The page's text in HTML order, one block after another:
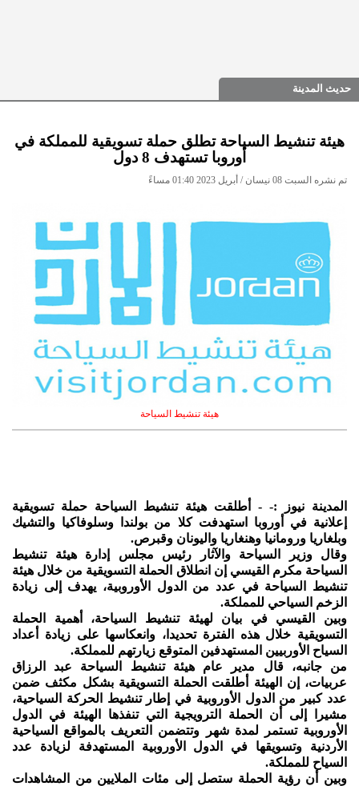
حديث المدينة
هيئة تنشيط السياحة تطلق حملة تسويقية للمملكة في
أوروبا تستهدف 8 دول
تم نشره السبت 08 نيسان / أبريل 2023 01:40 مساءً
هيئة تنشيط السياحة
المدينة نيوز :- - أطلقت هيئة تنشيط السياحة حملة تسويقية
إعلانية في أوروبا استهدفت كلا من بولندا وسلوفاكيا والتشيك
وبلغاريا ورومانيا وهنغاريا واليونان وقبرص.
وقال وزير السياحة والآثار رئيس مجلس إدارة هيئة تنشيط
السياحة مكرم القيسي إن انطلاق الحملة التسويقية من خلال هيئة
تنشيط السياحة في عدد من الدول الأوروبية، يهدف إلى زيادة
الزخم السياحي للمملكة.
وبين القيسي في بيان لهيئة تنشيط السياحة، أهمية الحملة
التسويقية خلال هذه الفترة تحديدا، وانعكاسها على زيادة أعداد
السياح الأوربيين المستهدفين المتوقع زيارتهم للمملكة.
من جانبه، قال مدير عام هيئة تنشيط السياحة عبد الرزاق
عربيات، إن الهيئة أطلقت الحملة التسويقية بشكل مكثف ضمن
عدد كبير من الدول الأوروبية في إطار تنشيط الحركة السياحية،
مشيرا إلى أن الحملة الترويجية التي تنفذها الهيئة في الدول
الأوروبية تستمر لمدة شهر وتتضمن التعريف بالمواقع السياحية
الأردنية وتسويقها في الدول الأوروبية المستهدفة لزيادة عدد
السياح للمملكة.
وبين أن رؤية الحملة ستصل إلى مئات الملايين من المشاهدات